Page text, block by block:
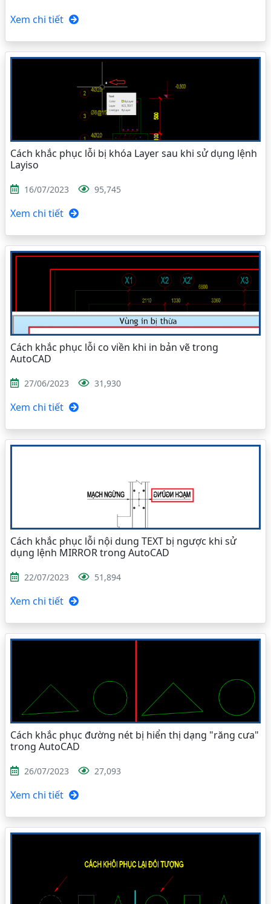
Xem chi tiết
Cách khắc phục lỗi bị khóa Layer sau khi sử dụng lệnh
Layiso
16/07/2023 95,745
Xem chi tiết
Cách khắc phục lỗi co viền khi in bản vẽ trong
AutoCAD
27/06/2023 31,930
Xem chi tiết
Cách khắc phục lỗi nội dung TEXT bị ngược khi sử
dụng lệnh MIRROR trong AutoCAD
22/07/2023 51,894
Xem chi tiết
Cách khắc phục đường nét bị hiển thị dạng "răng cưa"
trong AutoCAD
26/07/2023 27,093
Xem chi tiết